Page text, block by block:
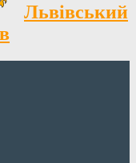
Львівський